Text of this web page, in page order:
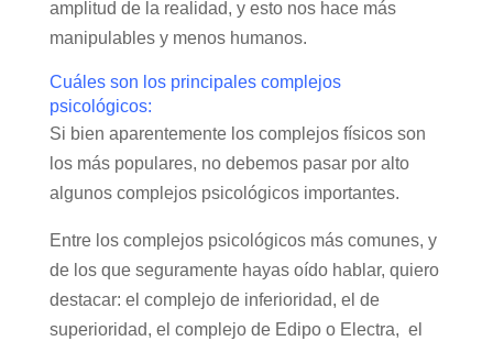
amplitud de la realidad, y esto nos hace más
manipulables y menos humanos.
Cuáles son los principales complejos
psicológicos:
Si bien aparentemente los complejos físicos son
los más populares, no debemos pasar por alto
algunos complejos psicológicos importantes.
Entre los complejos psicológicos más comunes, y
de los que seguramente hayas oído hablar, quiero
destacar: el complejo de inferioridad, el de
superioridad, el complejo de Edipo o Electra, el